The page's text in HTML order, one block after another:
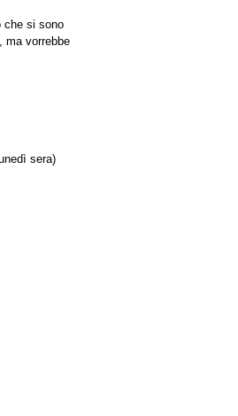
che si sono
ma vorrebbe
sera)